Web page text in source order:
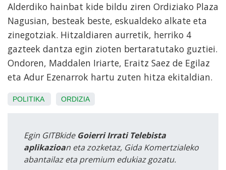
Alderdiko hainbat kide bildu ziren Ordiziako Plaza
Nagusian, besteak beste, eskualdeko alkate eta
zinegotziak. Hitzaldiaren aurretik, herriko 4
gazteek dantza egin zioten bertaratutako guztiei.
Ondoren, Maddalen Iriarte, Eraitz Saez de Egilaz
eta Adur Ezenarrok hartu zuten hitza ekitaldian.
POLITIKA ORDIZIA
Egin GITBkide Goierri Irrati Telebista
aplikazioan eta zozketaz, Gida Komertzialeko
abantailaz eta premium edukiaz gozatu.